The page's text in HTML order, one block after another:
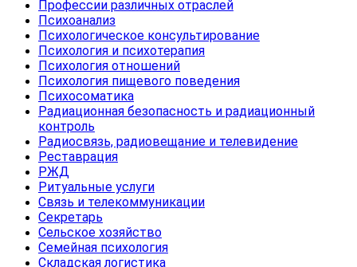
Профессии различных отраслей
Психоанализ
Психологическое консультирование
Психология и психотерапия
Психология отношений
Психология пищевого поведения
Психосоматика
Радиационная безопасность и радиационный
контроль
Радиосвязь, радиовещание и телевидение
Реставрация
РЖД
Ритуальные услуги
Связь и телекоммуникации
Секретарь
Сельское хозяйство
Семейная психология
Складская логистика